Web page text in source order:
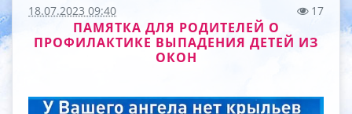
18.07.2023 09:40 17
ПАМЯТКА ДЛЯ РОДИТЕЛЕЙ О
ПРОФИЛАКТИКЕ ВЫПАДЕНИЯ ДЕТЕЙ ИЗ
ОКОН